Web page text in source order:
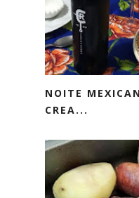
NOITE
CREA...